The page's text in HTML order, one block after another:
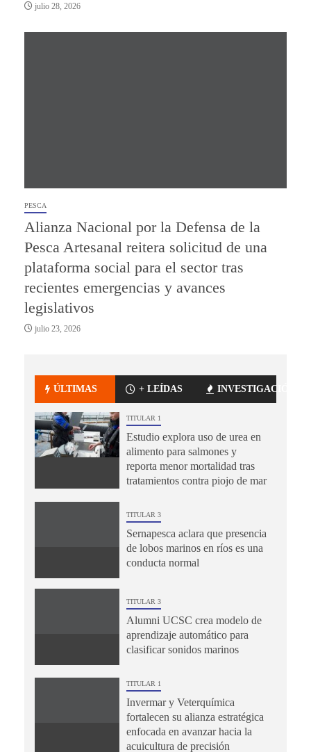
julio 28, 2026
PESCA
Alianza Nacional por la Defensa de la
Pesca Artesanal reitera solicitud de una
plataforma social para el sector tras
recientes emergencias y avances
legislativos
julio 23, 2026
ÚLTIMAS + LEÍDAS INVESTIGACIÓN
TITULAR 1
Estudio explora uso de urea en
alimento para salmones y
reporta menor mortalidad tras
tratamientos contra piojo de mar
TITULAR 3
Sernapesca aclara que presencia
de lobos marinos en ríos es una
conducta normal
TITULAR 3
Alumni UCSC crea modelo de
aprendizaje automático para
clasificar sonidos marinos
TITULAR 1
Invermar y Veterquímica
fortalecen su alianza estratégica
enfocada en avanzar hacia la
acuicultura de precisión